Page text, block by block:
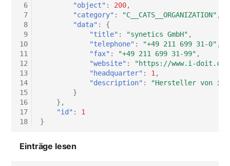
6
7
8
9
10
11
12
13
14
15
16
17
18
"object" : 200,
"category" : "C__CATS__ORGANIZATION" ,
"data" :
{
"title" : "synetics GmbH" ,
"telephone" : "+49 211 699 31-0" ,
"fax" : "+49 211 699 31-99" ,
"website" :
"https://www.i-
"headquarter" : 1 ,
"description" :
"Hersteller von i-
}
},
"id" :
1
}
Einträge lesen